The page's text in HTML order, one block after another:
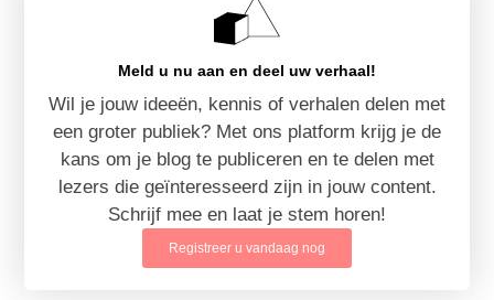
Meld u nu aan en deel uw verhaal!
Wil je jouw ideeën, kennis of verhalen delen met
een groter publiek? Met ons platform krijg je de
kans om je blog te publiceren en te delen met
lezers die geïnteresseerd zijn in jouw content.
Schrijf mee en laat je stem horen!
Registreer u vandaag nog